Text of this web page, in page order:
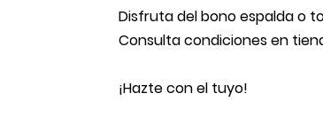
Disfruta del bono espalda o
Consulta condiciones en
¡Hazte con el tuyo!